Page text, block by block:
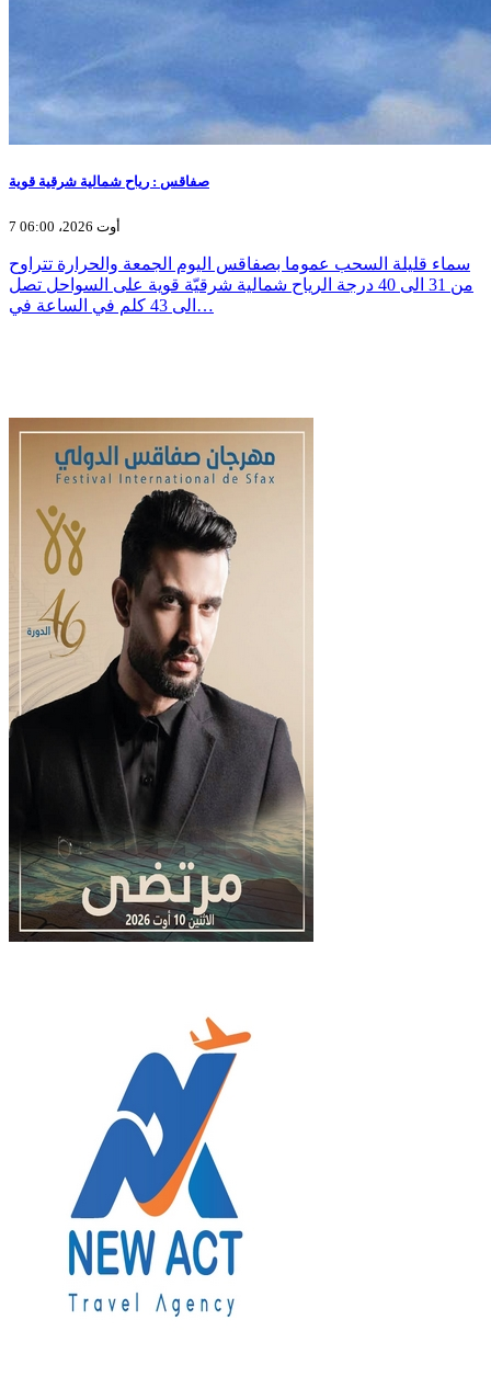
صفاقس : رياح شمالية شرقية قوية
7 أوت 2026، 06:00
سماء قليلة السحب عموما بصفاقس اليوم الجمعة والحرارة تتراوح
من 31 الى 40 درجة الرياح شمالية شرقيّة قوية على السواحل تصل
الى 43 كلم في الساعة في…